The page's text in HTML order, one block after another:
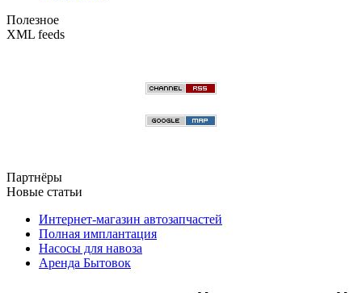
Полезное
XML feeds
Партнёры
Новые статьи
Интернет-магазин автозапчастей
Полная имплантация
Насосы для навоза
Аренда Бытовок